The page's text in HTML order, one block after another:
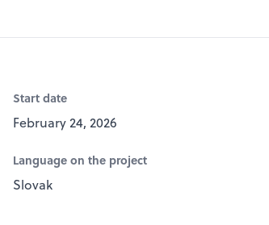
Start date
February 24, 2026
Language on the project
Slovak